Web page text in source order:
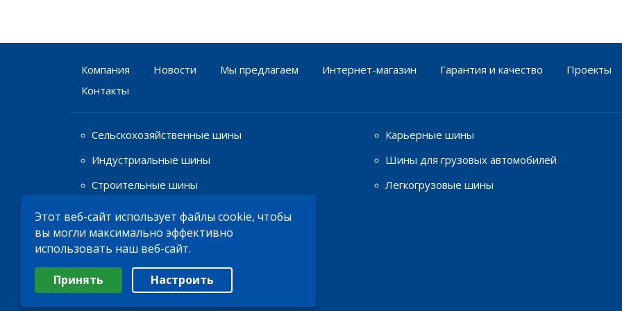
Компания Новости Мы предлагаем Интернет-магазин Гарантия и качество
Проекты
Контакты
Сельскохозяйственные шины
Индустриальные шины
Строительные шины
Карьерные шины
Шины для грузовых автомобилей
Легкогрузовые шины
Шины для мототехники
Диски
© 2026ТОО «Bohnenkamp»
Этот веб-сайт использует файлы cookie, чтобы
вы могли максимально эффективно
использовать наш веб-сайт.
Выберите настройки cookie
Минимальные Аналитические/Функциональные
Принять Настроить